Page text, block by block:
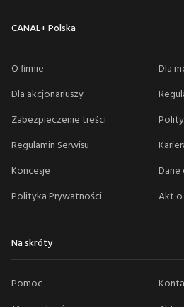
CANAL+ Polska
O firmie
Dla
Dla akcjonariuszy
Zabezpieczenie treści
Regulamin Serwisu
Koncesje
Polityka Prywatności
Akt o
Na skróty
Pomoc